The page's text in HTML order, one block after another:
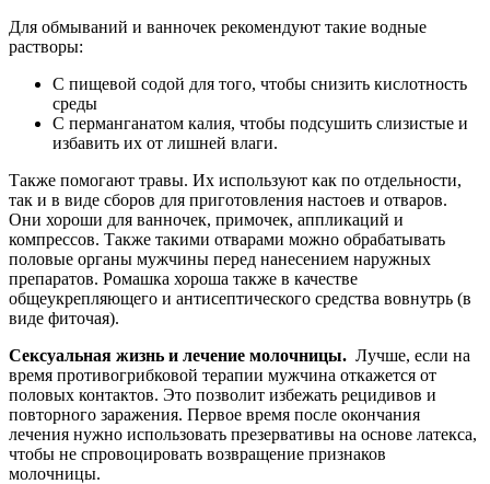
Для обмываний и ванночек рекомендуют такие водные
растворы:
С пищевой содой для того, чтобы снизить кислотность
среды
С перманганатом калия, чтобы подсушить слизистые и
избавить их от лишней влаги.
Также помогают травы. Их используют как по отдельности,
так и в виде сборов для приготовления настоев и отваров.
Они хороши для ванночек, примочек, аппликаций и
компрессов. Также такими отварами можно обрабатывать
половые органы мужчины перед нанесением наружных
препаратов. Ромашка хороша также в качестве
общеукрепляющего и антисептического средства вовнутрь (в
виде фиточая).
Сексуальная жизнь и лечение молочницы. Лучше, если на
время противогрибковой терапии мужчина откажется от
половых контактов. Это позволит избежать рецидивов и
повторного заражения. Первое время после окончания
лечения нужно использовать презервативы на основе латекса,
чтобы не спровоцировать возвращение признаков
молочницы.